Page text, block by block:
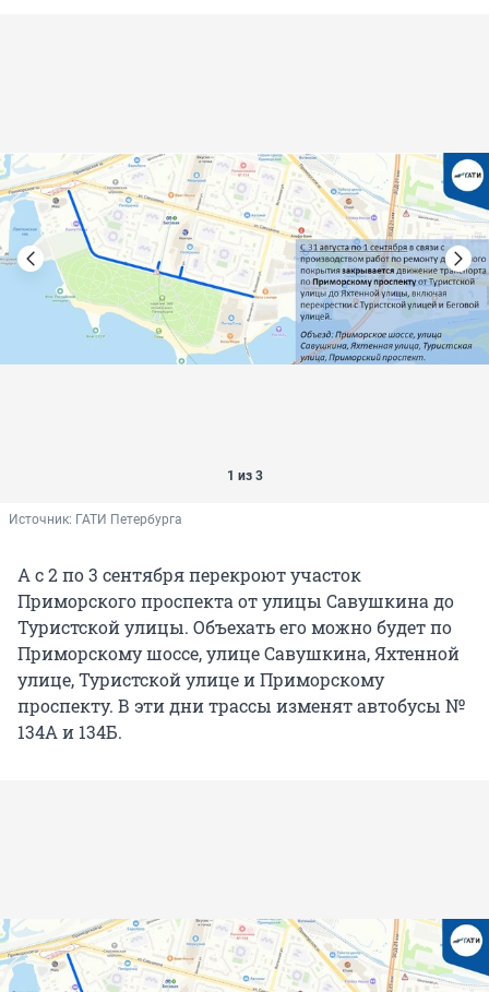
1 из 3
Источник: ГАТИ Петербурга
А с 2 по 3 сентября перекроют участок
Приморского проспекта от улицы Савушкина до
Туристской улицы. Объехать его можно будет по
Приморскому шоссе, улице Савушкина, Яхтенной
улице, Туристской улице и Приморскому
проспекту. В эти дни трассы изменят автобусы №
134А и 134Б.